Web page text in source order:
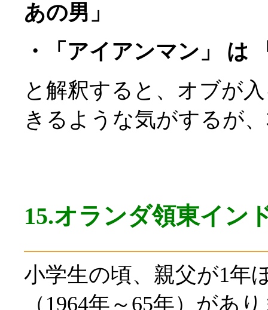
あの男」
・「アイアンマン」 は
と解釈すると、オブが
きるような気がするが
15.オランダ領東イン
小学生の頃、親父が1年
（1964年～65年）があ